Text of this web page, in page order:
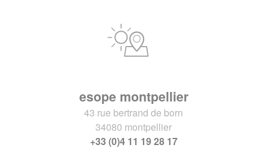
esope montpellier
43 rue bertrand de born
34080 montpellier
+33 (0)4 11 19 28 17